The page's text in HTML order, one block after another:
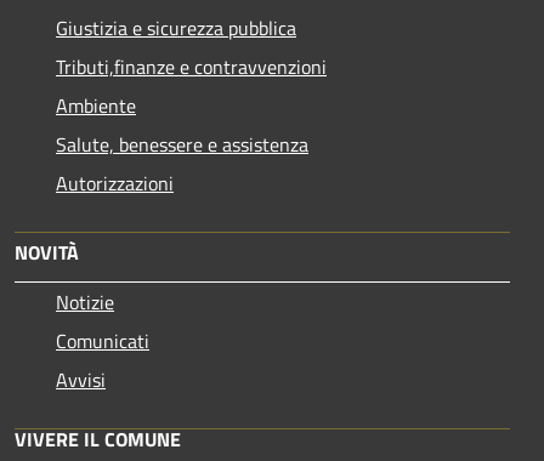
Giustizia e sicurezza pubblica
Tributi,finanze e contravvenzioni
Ambiente
Salute, benessere e assistenza
Autorizzazioni
NOVITÀ
Notizie
Comunicati
Avvisi
VIVERE IL COMUNE